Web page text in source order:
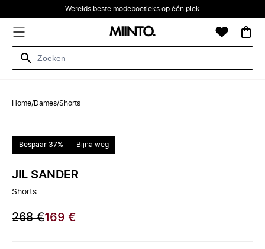
Werelds beste modeboetieks op één plek
Home/Dames/Shorts
Bespaar 37% Bijna weg
JIL SANDER
Shorts
268 €169 €